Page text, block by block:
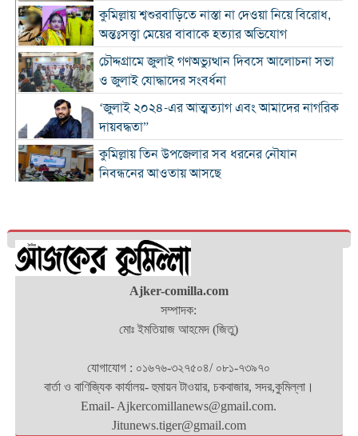
কুমিল্লায় শ্বশুরবাড়িতে নাস্তা না দেওয়া নিয়ে বিরোধ,
অন্তঃসত্ত্বা মেয়ের বাবাকে হত্যার অভিযোগ
চৌদ্দগ্রামে জুলাই গণঅভ্যুত্থান দিবসে আলোচনা সভা
ও জুলাই যোদ্ধাদের সংবর্ধনা
‘জুলাই ২০২৪-এর আত্মত্যাগ এবং আমাদের নাগরিক
দায়বদ্ধতা”
কুমিল্লায় তিন উপজেলার সব ধরনের নৌযান
নিবন্ধনের আওতায় আসছে
দাউদকান্দিতে ৫২ কেজি গাঁজাসহ প্রাইভেট কার জব্দ,
আটক ১
কুমিল্লার ৫ হাসপাতাল-ডায়াগনস্টিক সাময়িকভাবে
জুলাই গণ-অভ্যুত্থান দিবস উপলক্ষে নোবিপ্রবিতে
ব্রাহ্মণবাড়িয়ায় ট্রাকের ধাক্কায় সৌদি প্রবাসীর মৃত্যু
সন্ধ্যার মধ্যে কুমিল্লাসহ ১৪ জেলায় ঝোড়ো হাওয়াসহ
Ajker-comilla.com
সম্পাদক:
মোঃ ইমতিয়াজ আহমেদ (জিতু)
যোগাযোগ : ০১৬৭৬-৩২৭৫০৪/ ০৮১-৭৩৯৭০
বার্তা ও বাণিজ্যিক কার্যালয়- হুমায়ন টাওয়ার, চকবাজার, সদর,কুমিল্লা।
Email- Ajkercomillanews@gmail.com.
Jitunews.tiger@gmail.com